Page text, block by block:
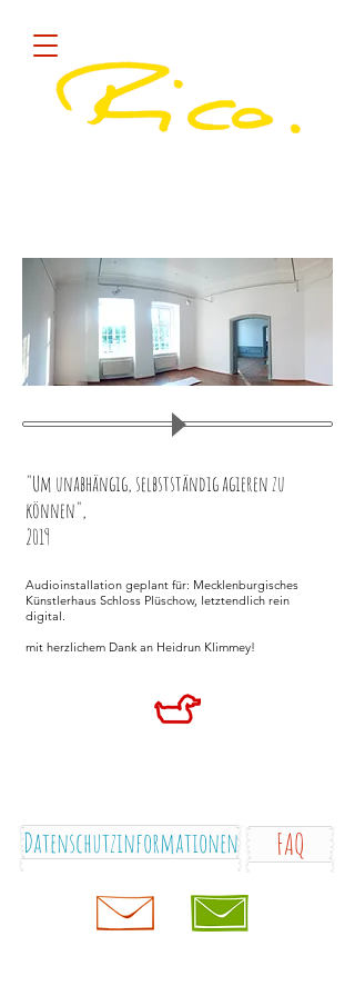
quick
"Um unabhängig, selbstständig agieren zu
können",
2019
Audioinstallation geplant für: Mecklenburgisches
Künstlerhaus Schloss Plüschow, letztendlich rein
digital.
mit herzlichem Dank an Heidrun Klimmey!
Datenschutzinformationen FAQ